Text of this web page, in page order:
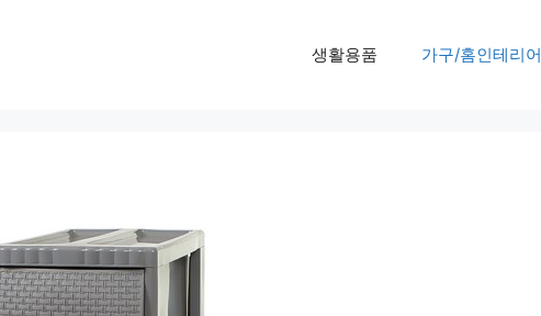
생활용품 가구/홈인테리어